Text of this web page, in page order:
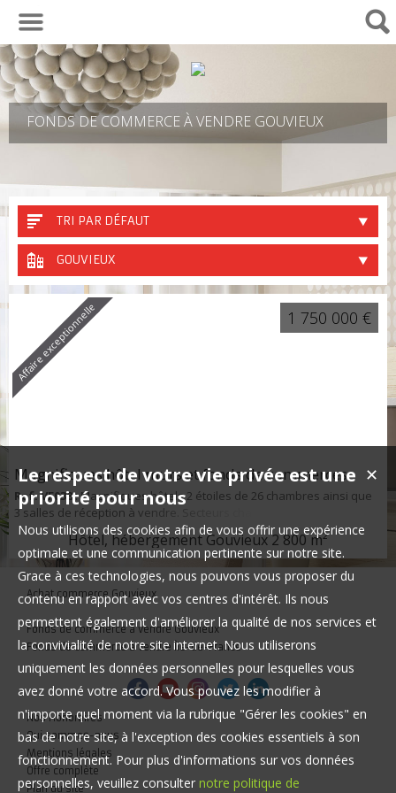
FONDS DE COMMERCE À VENDRE GOUVIEUX
TRI PAR DÉFAUT
GOUVIEUX
Affaire exceptionnelle
Magnifiques hôtel murs et fonds de commerces
Ref. VF038: Magnifiques hôtels 2 étoiles de 26 chambres ainsi que
3 salles de réception à vendre. Secteurs chantilly.
Hôtel, hébergement Gouvieux2 800 m²
1 750 000 €
Achat commerce Gouvieux
Fonds de commerce à vendre Gouvieux
Fonds de commerce à vendre Île-de-France
Nos Honoraires
Qui sommes-nous
Mentions légales
Offre complète
Plan du site
✕
Le respect de votre vie privée est une
priorité pour nous
Nous utilisons des cookies afin de vous offrir une expérience
optimale et une communication pertinente sur notre site.
Grace à ces technologies, nous pouvons vous proposer du
contenu en rapport avec vos centres d'intérêt. Ils nous
permettent également d'améliorer la qualité de nos services et
la convivialité de notre site internet. Nous utiliserons
uniquement les données personnelles pour lesquelles vous
avez donné votre accord. Vous pouvez les modifier à
n'importe quel moment via la rubrique "Gérer les cookies" en
bas de notre site, à l'exception des cookies essentiels à son
fonctionnement. Pour plus d'informations sur vos données
personnelles, veuillez consulter notre politique de